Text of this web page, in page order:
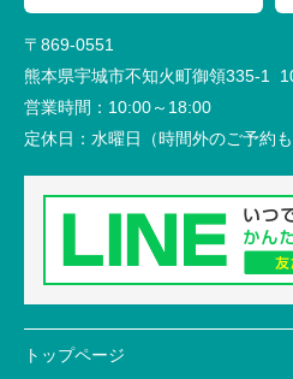
〒869-0551
熊本県宇城市不知火町御領335-1
営業時間： 10:00～18:00
定休日： 水曜日（時間外のご予約
トップページ